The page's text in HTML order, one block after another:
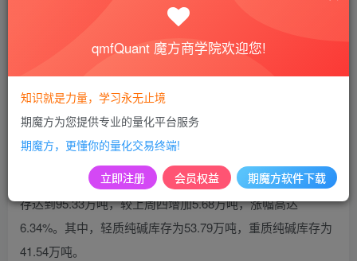
月25日收盘，纯碱2409主力合约价格已逼近2000元/吨关
口，一个月内的跌幅近20%。与此同时，纯碱库存开始累
积，总库存量已达到近两年来的新高。
根据最新数据，截止到2024年6月24日，国内纯碱厂家总库
存达到95.33万吨，较上周四增加5.68万吨，涨幅高达
6.34%。其中，轻质纯碱库存为53.79万吨，重质纯碱库存为
41.54万吨。
qmfQuant 魔方商学院欢迎您!
知识就是力量，学习永无止境
期魔方为您提供专业的量化平台服务
期魔方，更懂你的量化交易终端!
立即注册 会员权益 期魔方软件下载